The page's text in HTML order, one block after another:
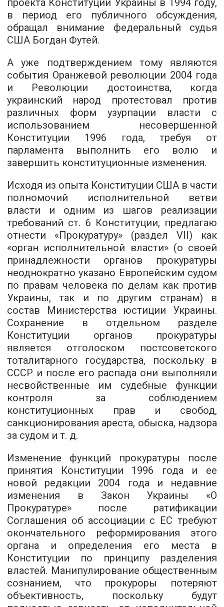
проекта Конституции Украины в 1994 году,
в период его публичного обсуждения,
обращал внимание федеральный судья
США Богдан Футей.
А уже подтверждением тому являются
события Оранжевой революции 2004 года
и Революции достоинства, когда
украинский народ протестовал против
различных форм узурпации власти с
использованием несовершенной
Конституции 1996 года, требуя от
парламента выполнить его волю и
завершить конституционные изменения.
Исходя из опыта Конституции США в части
полномочий исполнительной ветви
власти и одним из шагов реализации
требований ст. 6 Конституции, предлагаю
отнести «Прокуратуру» (раздел VII) как
«орган исполнительной власти» (о своей
принадлежности органов прокуратуры
неоднократно указано Европейским судом
по правам человека по делам как против
Украины, так и по другим странам) в
состав Министерства юстиции Украины.
Сохранение в отдельном разделе
Конституции органов прокуратуры
является отголоском постсоветского
тоталитарного государства, поскольку в
СССР и после его распада они выполняли
несвойственные им судебные функции
контроля за соблюдением
конституционных прав и свобод,
санкционирования ареста, обыска, надзора
за судом и т. д.
Изменение функций прокуратуры после
принятия Конституции 1996 года и ее
новой редакции 2004 года и недавние
изменения в Закон Украины «О
Прокуратуре» после ратификации
Соглашения об ассоциации с ЕС требуют
окончательного реформирования этого
органа и определения его места в
Конституции по принципу разделения
властей. Манипулирование общественным
сознанием, что прокуроры потеряют
объективность, поскольку будут